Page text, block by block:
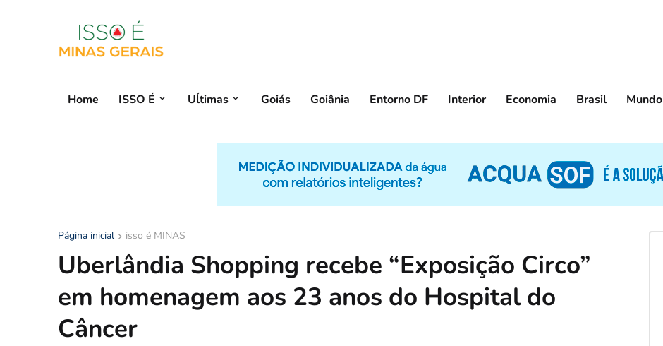
Home ISSO É Uĺtimas Goiás Goiânia Entorno DF Interior Economia Brasil Mundo
Página inicial isso é MINAS
Uberlândia Shopping recebe “Exposição Circo”
em homenagem aos 23 anos do Hospital do
Câncer